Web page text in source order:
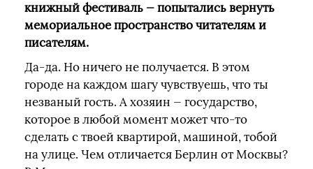
книжный фестиваль — попытались вернуть
мемориальное пространство читателям и
писателям.
Да-да. Но ничего не получается. В этом
городе на каждом шагу чувствуешь, что ты
незваный гость. А хозяин — государство,
которое в любой момент может что-то
сделать с твоей квартирой, машиной, тобой
на улице. Чем отличается Берлин от Москвы?